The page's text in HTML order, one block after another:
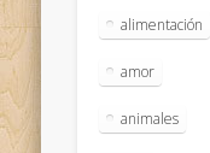
alimentación
amor
animales